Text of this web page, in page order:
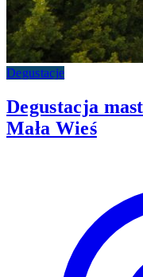
Degustacje
Degustacja
Mała Wieś